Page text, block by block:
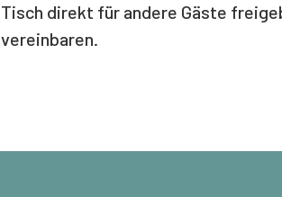
Tisch direkt für andere Gäste
vereinbaren.